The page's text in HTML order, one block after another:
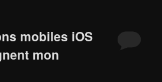
mobiles iOS
mon